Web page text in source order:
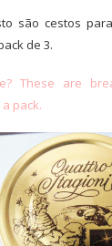
são cestos
de 3.
These are
pack.